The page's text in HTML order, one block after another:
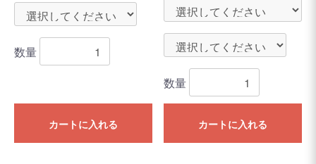
数量
カートに入れる
数量
カートに入れる